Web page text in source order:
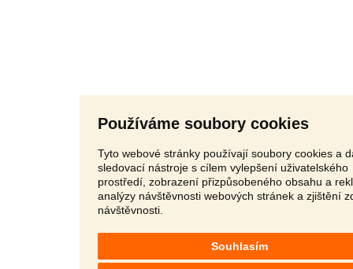
Používáme soubory cookies
Tyto webové stránky používají soubory cookies a
sledovací nástroje s cílem vylepšení uživatelského
prostředí, zobrazení přizpůsobeného obsahu a
analýzy návštěvnosti webových stránek a zjištění
návštěvnosti.
Souhlasím